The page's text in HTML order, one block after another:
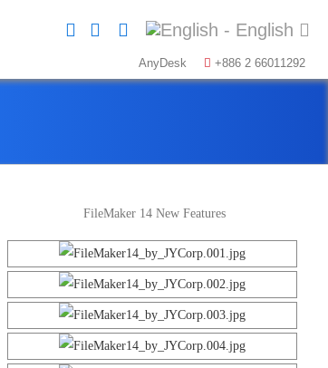
AnyDesk
+886 2 66011292
FileMaker 14 New Features